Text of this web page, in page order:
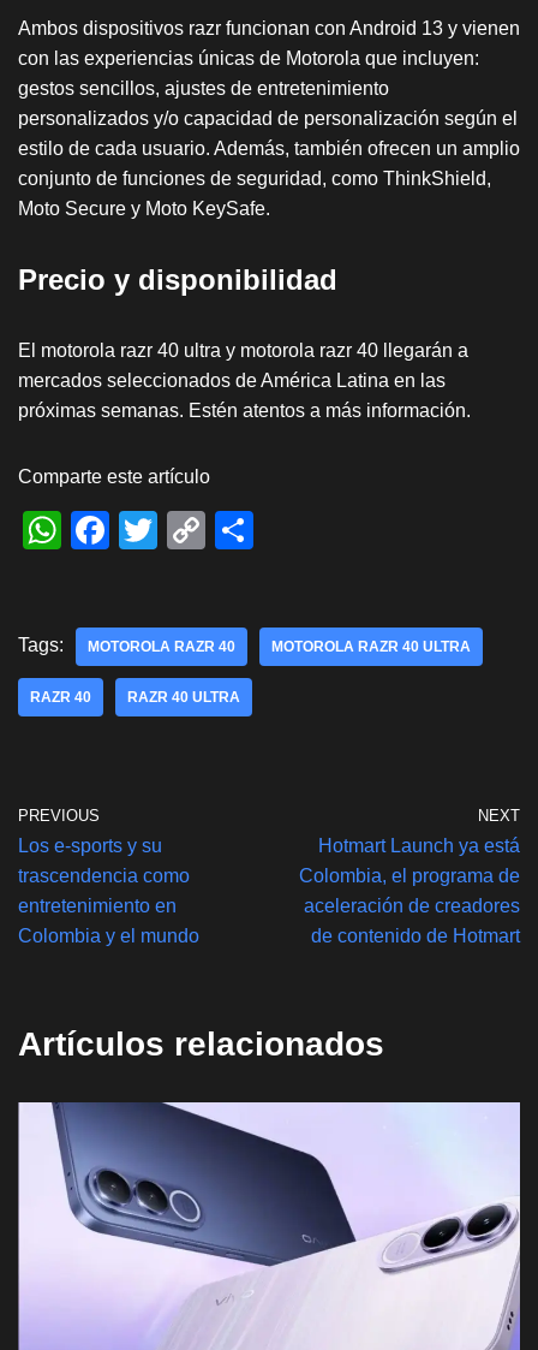
Ambos dispositivos razr funcionan con Android 13 y vienen
con las experiencias únicas de Motorola que incluyen:
gestos sencillos, ajustes de entretenimiento
personalizados y/o capacidad de personalización según el
estilo de cada usuario. Además, también ofrecen un amplio
conjunto de funciones de seguridad, como ThinkShield,
Moto Secure y Moto KeySafe.
Precio y disponibilidad
El motorola razr 40 ultra y motorola razr 40 llegarán a
mercados seleccionados de América Latina en las
próximas semanas. Estén atentos a más información.
Comparte este artículo
W
s
A
p
F
e
b
o
T
er
C
y
Li
n
e
Tags: MOTOROLA RAZR 40 MOTOROLA RAZR 40 ULTRA
RAZR 40 RAZR 40 ULTRA
PREVIOUS
Los e-sports y su
trascendencia como
entretenimiento en
Colombia y el mundo
NEXT
Hotmart Launch ya está
Colombia, el programa de
aceleración de creadores
de contenido de Hotmart
Artículos relacionados